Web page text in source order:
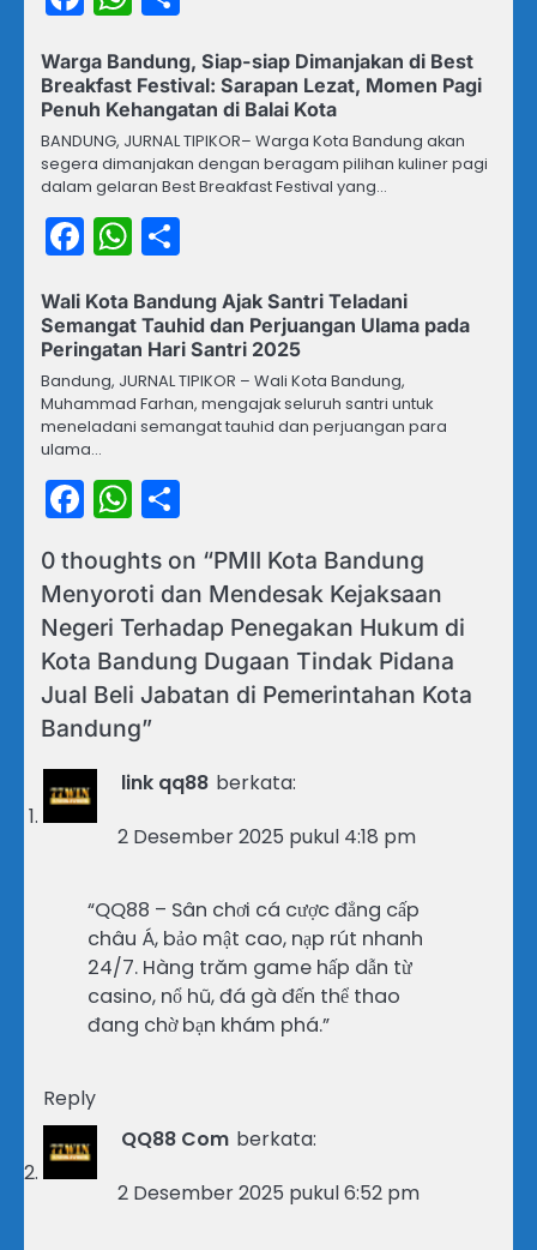
Warga Bandung, Siap-siap Dimanjakan di Best
Breakfast Festival: Sarapan Lezat, Momen Pagi
Penuh Kehangatan di Balai Kota
BANDUNG, JURNAL TIPIKOR– Warga Kota Bandung akan
segera dimanjakan dengan beragam pilihan kuliner pagi
dalam gelaran Best Breakfast Festival yang…
Facebook
WhatsApp
Wali Kota Bandung Ajak Santri Teladani
Semangat Tauhid dan Perjuangan Ulama pada
Peringatan Hari Santri 2025
Bandung, JURNAL TIPIKOR – Wali Kota Bandung,
Muhammad Farhan, mengajak seluruh santri untuk
meneladani semangat tauhid dan perjuangan para
ulama…
Facebook
WhatsApp
0 thoughts on “PMII Kota Bandung
Menyoroti dan Mendesak Kejaksaan
Negeri Terhadap Penegakan Hukum di
Kota Bandung Dugaan Tindak Pidana
Jual Beli Jabatan di Pemerintahan Kota
Bandung”
link qq88 berkata:
2 Desember 2025 pukul 4:18 pm
“QQ88 – Sân chơi cá cược đẳng cấp
châu Á, bảo mật cao, nạp rút nhanh
24/7. Hàng trăm game hấp dẫn từ
casino, nổ hũ, đá gà đến thể thao
đang chờ bạn khám phá.”
Reply
QQ88 Com berkata:
2 Desember 2025 pukul 6:52 pm